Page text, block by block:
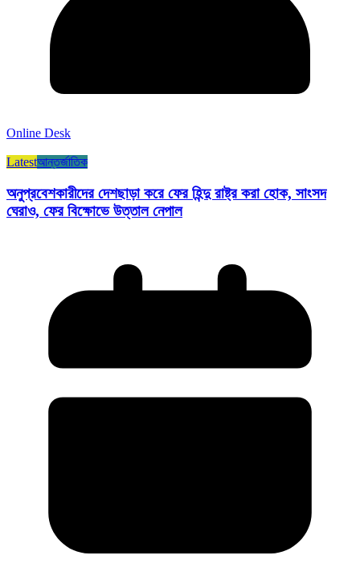
Online Desk
Latestআন্তর্জাতিক
অনুপ্রবেশকারীদের দেশছাড়া করে ফের হিন্দু রাষ্ট্র করা হোক, সাংসদ
ঘেরাও, ফের বিক্ষোভে উত্তাল নেপাল